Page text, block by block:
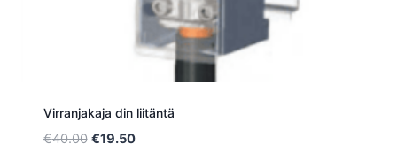
Virranjakaja din liitäntä
€40.00 Alkuperäinen
€19.50Nykyinen